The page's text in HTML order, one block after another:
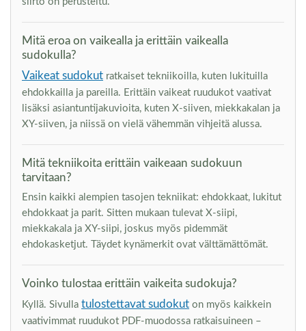
Mitä eroa on vaikealla ja erittäin vaikealla
sudokulla?
Vaikeat sudokut ratkaiset tekniikoilla, kuten lukituilla
ehdokkailla ja pareilla. Erittäin vaikeat ruudukot vaativat
lisäksi asiantuntijakuvioita, kuten X-siiven, miekkakalan ja
XY-siiven, ja niissä on vielä vähemmän vihjeitä alussa.
Mitä tekniikoita erittäin vaikeaan sudokuun
tarvitaan?
Ensin kaikki alempien tasojen tekniikat: ehdokkaat, lukitut
ehdokkaat ja parit. Sitten mukaan tulevat X-siipi,
miekkakala ja XY-siipi, joskus myös pidemmät
ehdokasketjut. Täydet kynämerkit ovat välttämättömät.
Voinko tulostaa erittäin vaikeita sudokuja?
Kyllä. Sivulla tulostettavat sudokut on myös kaikkein
vaativimmat ruudukot PDF-muodossa ratkaisuineen –